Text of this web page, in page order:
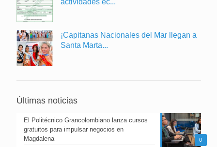
¡Capitanas Nacionales del Mar llegan a
Santa Marta...
Últimas noticias
0
El Politécnico Grancolombiano lanza cursos
gratuitos para impulsar negocios en
Magdalena